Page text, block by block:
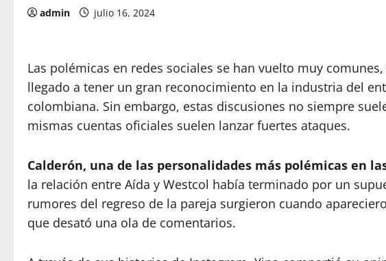
admin julio 16, 2024
Las polémicas en redes sociales se han vuelto muy
llegado a tener un gran reconocimiento en la industria del
colombiana. Sin embargo, estas discusiones no siempre
mismas cuentas oficiales suelen lanzar fuertes ataques.
Calderón, una de las personalidades más polémicas en
la relación entre Aída y Westcol había terminado por un
rumores del regreso de la pareja surgieron cuando
que desató una ola de comentarios.